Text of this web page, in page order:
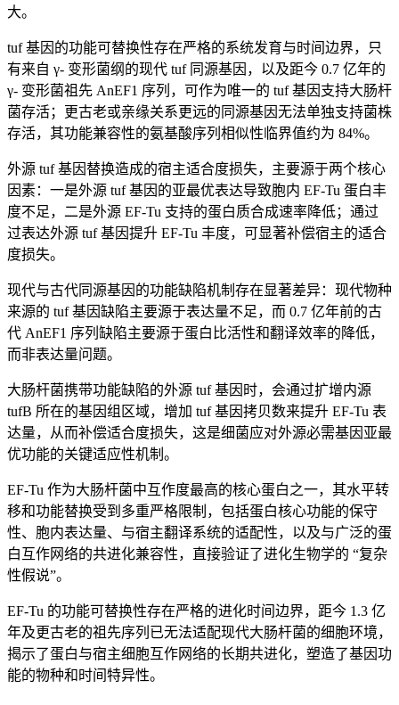
大。
tuf 基因的功能可替换性存在严格的系统发育与时间边界，只
有来自 γ- 变形菌纲的现代 tuf 同源基因，以及距今 0.7 亿年的
γ- 变形菌祖先 AnEF1 序列，可作为唯一的 tuf 基因支持大肠杆
菌存活；更古老或亲缘关系更远的同源基因无法单独支持菌株
存活，其功能兼容性的氨基酸序列相似性临界值约为 84%。
外源 tuf 基因替换造成的宿主适合度损失，主要源于两个核心
因素：一是外源 tuf 基因的亚最优表达导致胞内 EF-Tu 蛋白丰
度不足，二是外源 EF-Tu 支持的蛋白质合成速率降低；通过
过表达外源 tuf 基因提升 EF-Tu 丰度，可显著补偿宿主的适合
度损失。
现代与古代同源基因的功能缺陷机制存在显著差异：现代物种
来源的 tuf 基因缺陷主要源于表达量不足，而 0.7 亿年前的古
代 AnEF1 序列缺陷主要源于蛋白比活性和翻译效率的降低，
而非表达量问题。
大肠杆菌携带功能缺陷的外源 tuf 基因时，会通过扩增内源
tufB 所在的基因组区域，增加 tuf 基因拷贝数来提升 EF-Tu 表
达量，从而补偿适合度损失，这是细菌应对外源必需基因亚最
优功能的关键适应性机制。
EF-Tu 作为大肠杆菌中互作度最高的核心蛋白之一，其水平转
移和功能替换受到多重严格限制，包括蛋白核心功能的保守
性、胞内表达量、与宿主翻译系统的适配性，以及与广泛的蛋
白互作网络的共进化兼容性，直接验证了进化生物学的 “复杂
性假说”。
EF-Tu 的功能可替换性存在严格的进化时间边界，距今 1.3 亿
年及更古老的祖先序列已无法适配现代大肠杆菌的细胞环境，
揭示了蛋白与宿主细胞互作网络的长期共进化，塑造了基因功
能的物种和时间特异性。